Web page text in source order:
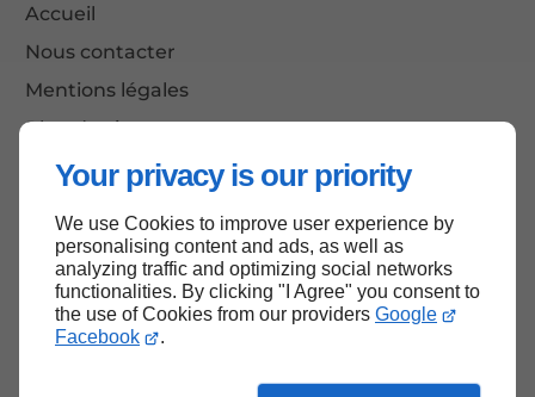
Your privacy is our priority
We use Cookies to improve user experience by
personalising content and ads, as well as
analyzing traffic and optimizing social networks
functionalities. By clicking "I Agree" you consent to
the use of Cookies from our providers Google
Facebook
.
Accueil
Nous contacter
Mentions légales
Plan du site
Haut de page